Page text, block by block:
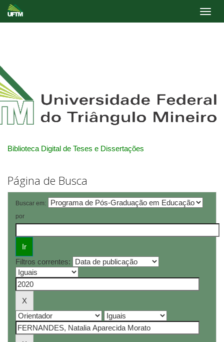
Biblioteca Digital de Teses e Dissertações
Página de Busca
Buscar em:
por
Filtros correntes: